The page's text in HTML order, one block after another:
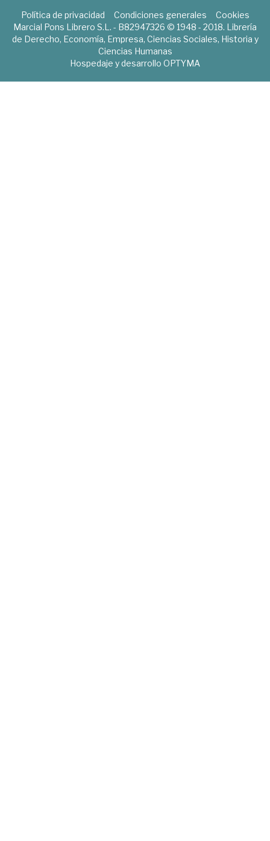
Política de privacidad Condiciones generales
Cookies
Marcial Pons Librero S.L. - B82947326 © 1948 - 2018. Librería
de Derecho, Economía, Empresa, Ciencias Sociales, Historia y
Ciencias Humanas
Hospedaje y desarrollo OPTYMA